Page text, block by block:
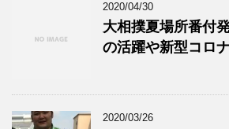
2020/04/30
大相撲夏場所番付
の活躍や新型コロ
2020/03/26